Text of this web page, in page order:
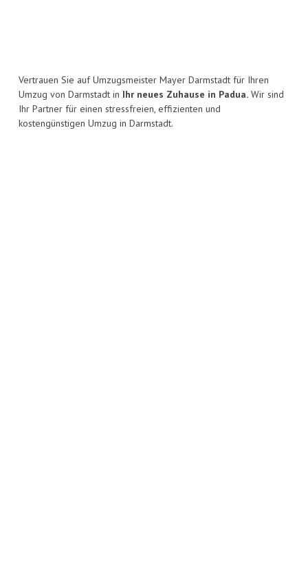
Vertrauen Sie auf Umzugsmeister Mayer Darmstadt für Ihren
Umzug von Darmstadt in Ihr neues Zuhause in Padua. Wir sind
Ihr Partner für einen stressfreien, effizienten und
kostengünstigen Umzug in Darmstadt.